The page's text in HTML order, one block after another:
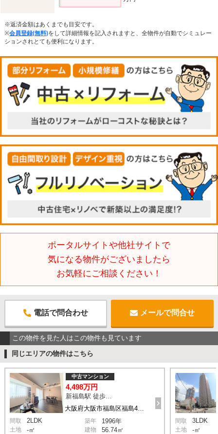
※返済金額はあくまでも目安です。
※会員登録(無料)をして詳細情報を記入されますと、全物件が自動でシミュレー
ションされとても便利になります。
ポータルサイトや他社サイトで
気になる物件がございましたら
お気軽にご相談ください！
電話で問合わせ メールで問合せ
この物件を見た人はこの物件も見ています
同じエリアの物件はこちら
中古マンション
4,498万円
間取 2LDK 築年 1996年
土地 -㎡ 建物 56.74㎡
間取 3LDK
土地 -㎡